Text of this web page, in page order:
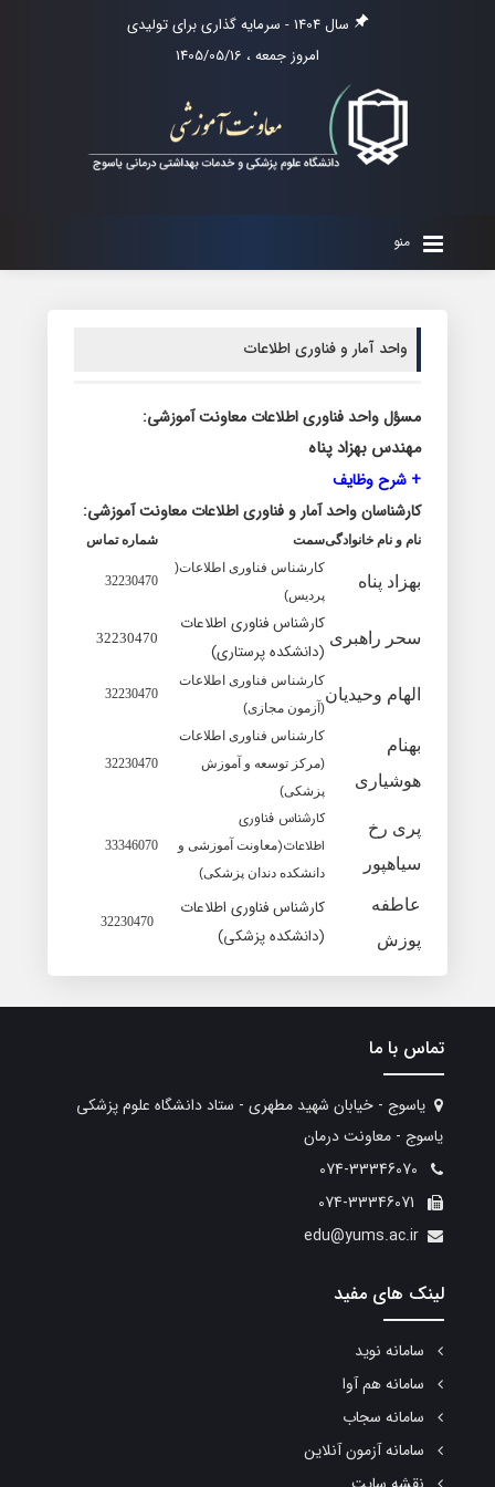
سال 1404 - سرمایه گذاری برای تولیدی
امروز جمعه ، 1405/05/16
منو
واحد آمار و فناوری اطلاعات
مسؤل واحد فناوری اطلاعات معاونت آموزشی:
مهندس بهزاد پناه
+ شرح وظایف
کارشناسان واحد آمار و فناوری اطلاعات معاونت آموزشی:
نام و نام خانوادگیسمت شماره تماس
بهزاد پناه
کارشناس فناوری اطلاعات(
پردیس)
32230470
سحر راهبری
کارشناس فناوری اطلاعات
(دانشکده پرستاری)
32230470
الهام وحیدیان
کارشناس فناوری اطلاعات
(آزمون مجازی)
32230470
بهنام
هوشیاری
کارشناس فناوری اطلاعات
(مرکز توسعه و آموزش
پزشکی)
32230470
پری رخ
سیاهپور
کارشناس فناوری
اطلاعات(معاونت آموزشی و
دانشکده دندان پزشکی)
33346070
عاطفه
پوزش
کارشناس فناوری اطلاعات
(دانشکده پزشکی)
32230470
تماس با ما
یاسوج - خیابان شهید مطهری - ستاد دانشگاه علوم پزشکی
یاسوج - معاونت درمان
edu@yums.ac.ir
لینک های مفید
سامانه نوید
سامانه هم آوا
سامانه سجاب
سامانه آزمون آنلاین